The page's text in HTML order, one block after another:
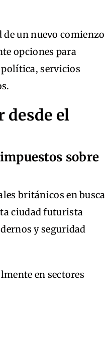
un nuevo comienzo
opciones para
servicios
desde el
sobre
británicos en busca
ciudad futurista
y seguridad
en sectores